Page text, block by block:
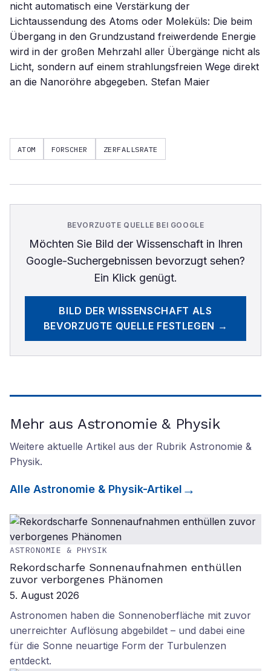
nicht automatisch eine Verstärkung der
Lichtaussendung des Atoms oder Moleküls: Die beim
Übergang in den Grundzustand freiwerdende Energie
wird in der großen Mehrzahl aller Übergänge nicht als
Licht, sondern auf einem strahlungsfreien Wege direkt
an die Nanoröhre abgegeben. Stefan Maier
ATOM FORSCHER ZERFALLSRATE
BEVORZUGTE QUELLE BEI GOOGLE
Möchten Sie Bild der Wissenschaftin Ihren
Google-Suchergebnissen bevorzugt sehen?
Ein Klick genügt.
BILD DER WISSENSCHAFT ALS
BEVORZUGTE QUELLE FESTLEGEN →
Mehr aus Astronomie & Physik
Weitere aktuelle Artikel aus der Rubrik Astronomie &
Physik.
Alle Astronomie & Physik-Artikel
ASTRONOMIE & PHYSIK
Rekordscharfe Sonnenaufnahmen enthüllen
zuvor verborgenes Phänomen
5. August 2026
Astronomen haben die Sonnenoberfläche mit zuvor
unerreichter Auflösung abgebildet – und dabei eine
für die Sonne neuartige Form der Turbulenzen
entdeckt.